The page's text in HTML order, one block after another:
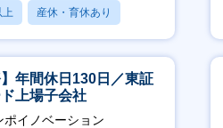
産休・育休あり
以内
】年間休日130日／東証
上場子会社
ポイノベーション